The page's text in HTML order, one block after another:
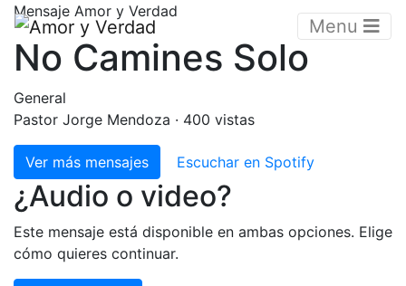
Menu
Mensaje Amor y Verdad
No Camines Solo
General
Pastor Jorge Mendoza · 400 vistas
Ver más mensajes Escuchar en Spotify
¿Audio o video?
Este mensaje está disponible en ambas opciones. Elige
cómo quieres continuar.